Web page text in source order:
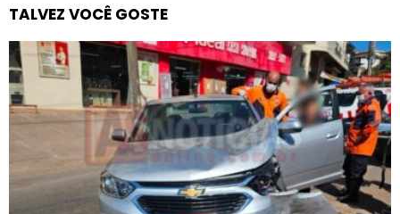
TALVEZ VOCÊ GOSTE